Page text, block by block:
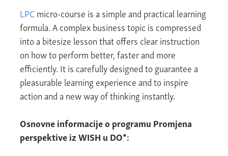
LPCmicro-course is a simple and practical learning
formula. A complex business topic is compressed
into a bitesize lesson that offers clear instruction
on how to perform better, faster and more
efficiently. It is carefully designed to guarantee a
pleasurable learning experience and to inspire
action and a new way of thinking instantly.
Osnovne informacije o programu Promjena
perspektive iz WISH u DO*: